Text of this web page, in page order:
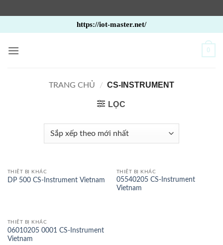
qua
nội
https://iot-master.net/
0
TRANG CHỦ / CS-INSTRUMENT
LỌC
THIẾT BỊ KHÁC
DP 500 CS-Instrument Vietnam
THIẾT BỊ KHÁC
05540205 CS-Instrument
Vietnam
THIẾT BỊ KHÁC
06010205 0001 CS-Instrument
Vietnam